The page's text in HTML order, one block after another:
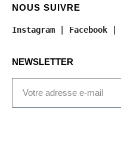
NOUS SUIVRE
Instagram Facebook
NEWSLETTER